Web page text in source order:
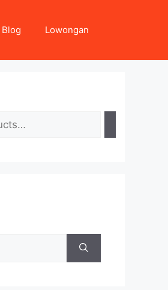
Blog Lowongan